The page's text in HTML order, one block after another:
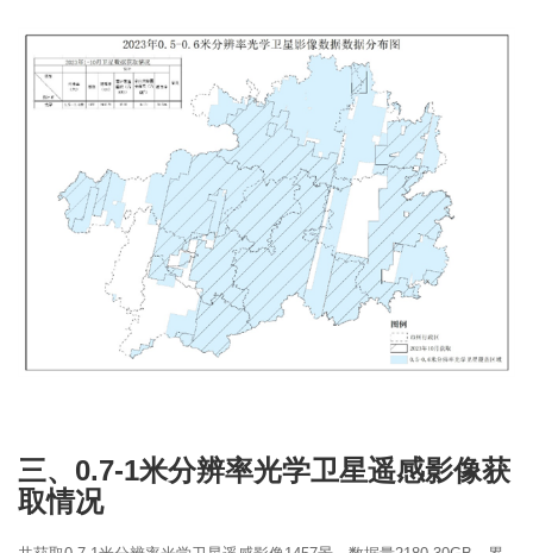
三、0.7-1米分辨率光学卫星遥感影像获
取情况